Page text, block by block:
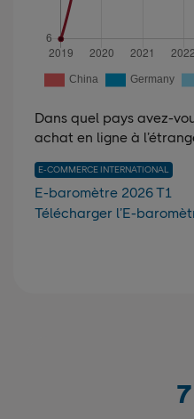
Dans quel pays avez-
achat en ligne à
E-COMMERCE INTERNATIONAL
E-baromètre 2026 T1
Télécharger l’E-
7